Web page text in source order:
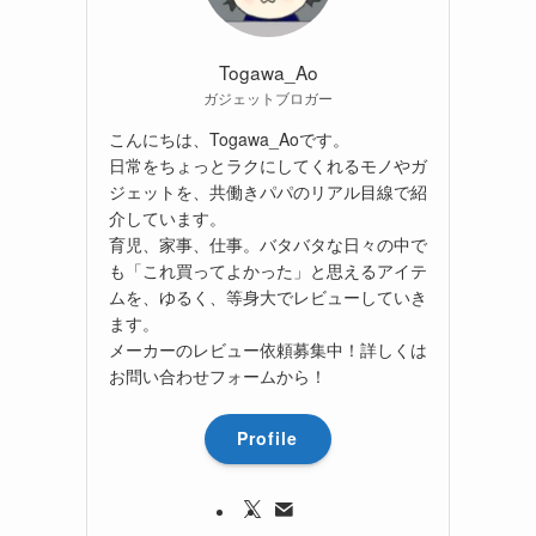
Togawa_Ao
ガジェットブロガー
こんにちは、Togawa_Aoです。
日常をちょっとラクにしてくれるモノやガ
ジェットを、共働きパパのリアル目線で紹
介しています。
育児、家事、仕事。バタバタな日々の中で
も「これ買ってよかった」と思えるアイテ
ムを、ゆるく、等身大でレビューしていき
ます。
メーカーのレビュー依頼募集中！詳しくは
お問い合わせフォームから！
Profile